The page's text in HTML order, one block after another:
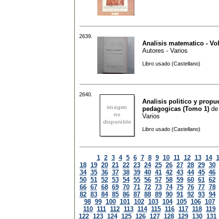
2639.
Analisis matematico -
Autores - Varios
Libro usado (Castellano)
2640.
Analisis politico y
pedagogicas (Tomo 1) de
Varios
Libro usado (Castellano)
1 2 3 4 5 6 7 8 9 10 11 12 13 14
18 19 20 21 22 23 24 25 26 27 28 29 30
34 35 36 37 38 39 40 41 42 43 44 45 46
50 51 52 53 54 55 56 57 58 59 60 61 62
66 67 68 69 70 71 72 73 74 75 76 77 78
82 83 84 85 86 87 88 89 90 91 92 93 94
98 99 100 101 102 103 104 105 106 107
110 111 112 113 114 115 116 117 118 119
122 123 124 125 126 127 128 129 130 131